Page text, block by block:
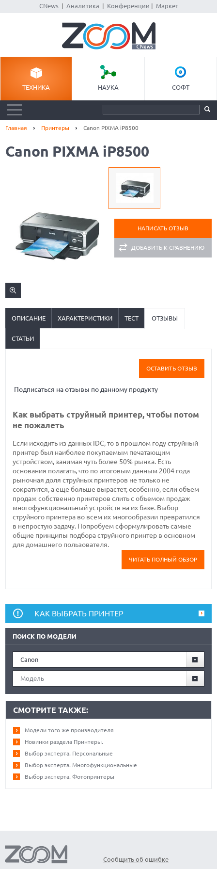
CNews| Аналитика Конференции Маркет
ТЕХНИКА НАУКА СОФТ
Главная Принтеры Canon PIXMA iP8500
Canon PIXMA iP8500
НАПИСАТЬ ОТЗЫВ
ДОБАВИТЬ К СРАВНЕНИЮ
ОПИСАНИЕ ХАРАКТЕРИСТИКИ ТЕСТ ОТЗЫВЫ
СТАТЬИ
ОСТАВИТЬ ОТЗЫВ
Подписаться на отзывы по данному продукту
Как выбрать струйный принтер, чтобы потом
не пожалеть
Если исходить из данных IDC, то в прошлом году струйный
принтер был наиболее покупаемым печатающим
устройством, занимая чуть более 50% рынка. Есть
основания полагать, что по итоговым данным 2004 года
рыночная доля струйных принтеров не только не
сократится, а еще больше вырастет, особенно, если объем
продаж собственно принтеров слить с объемом продаж
многофункциональный устройств на их базе. Выбор
струйного принтера во всем их многообразии превратился
в непростую задачу. Попробуем сформулировать самые
общие принципы подбора струйного принтер в основном
для домашнего пользователя.
ЧИТАТЬ ПОЛНЫЙ ОБЗОР
КАК ВЫБРАТЬ ПРИНТЕР
ПОИСК ПО МОДЕЛИ
Canon
Модель
СМОТРИТЕ ТАКЖЕ:
Модели того же производителя
Новинки раздела Принтеры.
Выбор эксперта. Персональные
Выбор эксперта. Многофункциональные
Выбор эксперта. Фотопринтеры
Сообщить об ошибке